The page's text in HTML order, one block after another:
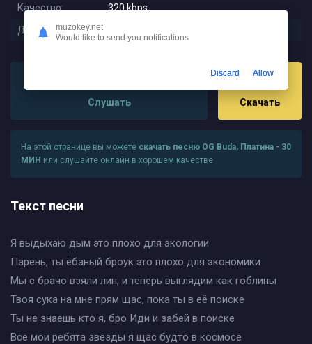
Качество:
320 kbps
Дата релиза:
Слушать Скачать
На этой странице вы можете скачать песню OG Buda, Платина - 30
МИН или слушайте онлайн в хорошем качестве
Текст песни
Я выдыхаю дым это плохо для экологии
Парень, ты ёбаный броук это плохо для экономики
Мы с брачо взяли лин, и теперь выглядим как гоблины
Твоя сука на мне прям щас, пока ты в её поиске
Ты не знаешь кто я, бро Иди и забей в поиске
Все мои ребята звезды я щас будто в космосе
muzokey.net
Would like to send you notifications
Discard Allow